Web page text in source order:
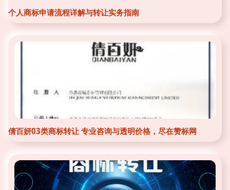
个人商标申请流程详解与转让实务指南
倩百妍03类商标转让 专业咨询与透明价格，尽在赞标网